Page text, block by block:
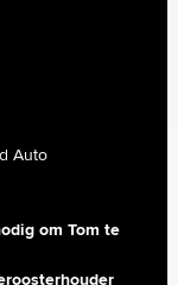
Auto
om Tom te